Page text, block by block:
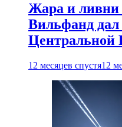
Жара и ливни
Вильфанд дал
Центральной
12 месяцев спустя12